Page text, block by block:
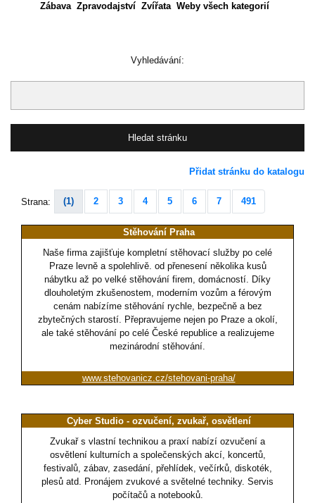
Zábava Zpravodajství Zvířata Weby všech kategorií
Vyhledávání:
Přidat stránku do katalogu
Strana: (1) 2 3 4 5 6 7 491
Stěhování Praha
Naše firma zajišťuje kompletní stěhovací služby po celé
Praze levně a spolehlivě. od přenesení několika kusů
nábytku až po velké stěhování firem, domácností. Díky
dlouholetým zkušenostem, moderním vozům a férovým
cenám nabízíme stěhování rychle, bezpečně a bez
zbytečných starostí. Přepravujeme nejen po Praze a okolí,
ale také stěhování po celé České republice a realizujeme
mezinárodní stěhování.
www.stehovanicz.cz/stehovani-praha/
Cyber Studio - ozvučení, zvukař, osvětlení
Zvukař s vlastní technikou a praxí nabízí ozvučení a
osvětlení kulturních a společenských akcí, koncertů,
festivalů, zábav, zasedání, přehlídek, večírků, diskoték,
plesů atd. Pronájem zvukové a světelné techniky. Servis
počítačů a notebooků.